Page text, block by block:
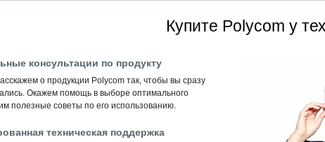
Купите Polycom у
консультации по продукту
о продукции Polycom так, чтобы вы сразу
Окажем помощь в выборе оптимального
полезные советы по его использованию.
техническая поддержка